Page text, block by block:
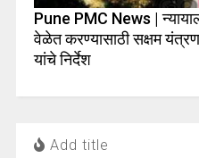
Pune PMC News |
वेळेत करण्यासाठी सक्षम
यांचे निर्देश
Add title